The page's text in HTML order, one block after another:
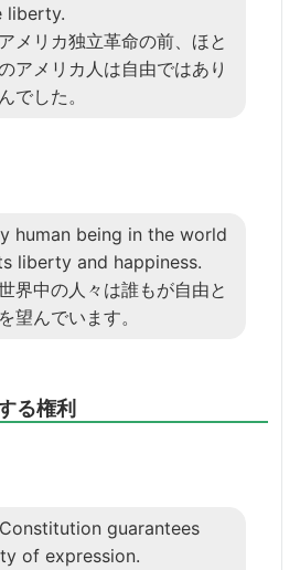
liberty.
メリカ独立革命の前、ほと
アメリカ人は自由ではあり
でした。
human being in the world
liberty and happiness.
界中の人々は誰もが自由と
望んでいます。
る権利
guarantees
of expression.